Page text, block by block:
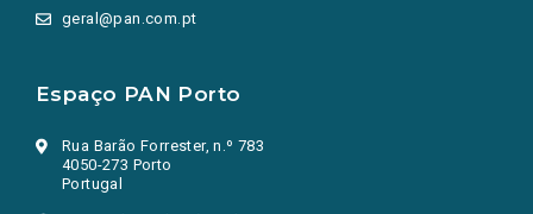
geral@pan.com.pt
Espaço PAN Porto
Rua Barão Forrester, n.º 783
4050-273 Porto
Portugal